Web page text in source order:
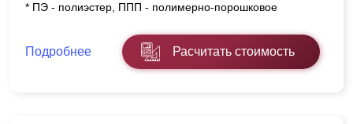
* ПЭ - полиэстер, ППП - полимерно-порошковое
Подробнее Расчитать стоимость